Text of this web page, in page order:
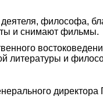
деятеля, философа,
и снимают фильмы.
литературы и
директора